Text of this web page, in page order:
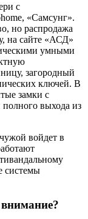
с
«Самсунг».
но распродажа
на сайте «АСД»
умными
загородный
ключей. В
замки с
выхода из
войдет в
системы